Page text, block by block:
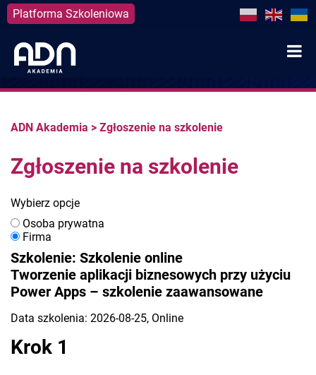
Platforma Szkoleniowa
content
ADN Akademia > Zgłoszenie na szkolenie
Zgłoszenie na szkolenie
Wybierz opcje
Osoba prywatna
Firma
Szkolenie: Szkolenie online
Tworzenie aplikacji biznesowych przy użyciu
Power Apps – szkolenie zaawansowane
Data szkolenia: 2026-08-25, Online
Krok 1